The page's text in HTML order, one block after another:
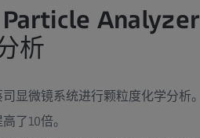
Analyzer
析
显微镜系统进行颗粒度化学分析。
了10倍。